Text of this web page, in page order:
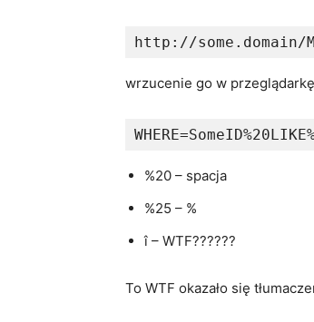
http://some.domain/
wrzucenie go w
%20 – spacja
%25 – %
î – WTF??????
To WTF okazało się